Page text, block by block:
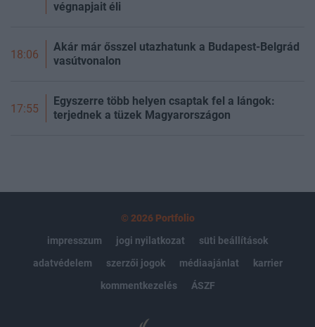
végnapjait éli
18:06
Akár már ősszel utazhatunk a Budapest-Belgrád
vasútvonalon
17:55
Egyszerre több helyen csaptak fel a lángok:
terjednek a tüzek Magyarországon
© 2026 Portfolio
impresszum
jogi nyilatkozat
süti beállítások
adatvédelem
szerzői jogok médiaajánlat
karrier
kommentkezelés
ÁSZF